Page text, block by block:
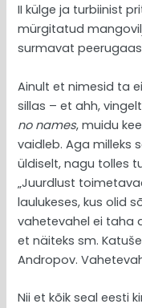
II külge ja turbiinist
mürgitatud
surmavat
Ainult et nimesid ta
sillas – et ahh,
no names, muidu
vaidleb. Aga milleks
üldiselt, nagu tolles
„Juurdlust
laulukeses, kus olid
vahetevahel ei taha
et näiteks sm.
Andropov.
Nii et kõik seal eesti